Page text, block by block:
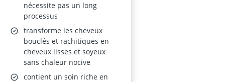
nécessite pas un long
processus
transforme les cheveux
bouclés et rachitiques en
cheveux lisses et soyeux
sans chaleur nocive
contient un soin riche en